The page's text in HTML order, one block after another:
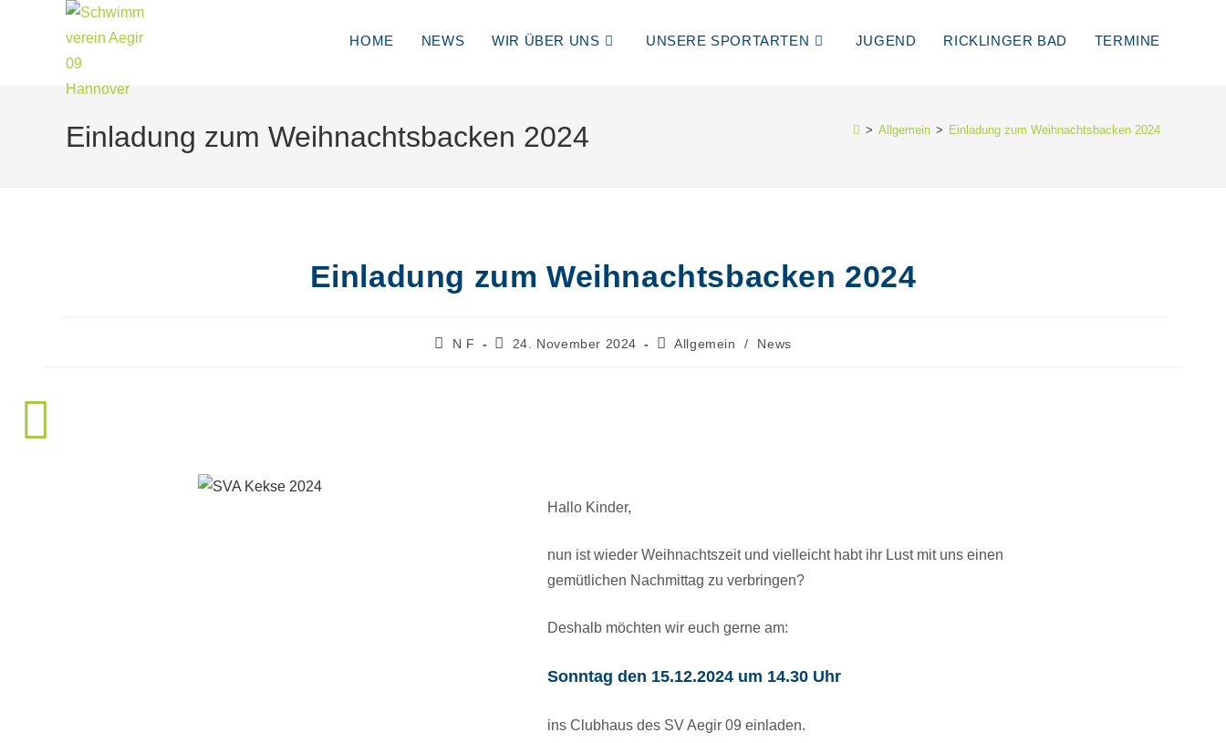
HOME NEWS WIR ÜBER UNS UNSERE SPORTARTEN JUGEND RICKLINGER BAD TERMINE
Einladung zum Weihnachtsbacken 2024 > Allgemein > Einladung zum Weihnachtsbacken 2024
Einladung zum Weihnachtsbacken 2024
N F 24. November 2024 Allgemein / News
Hallo Kinder,
nun ist wieder Weihnachtszeit und vielleicht habt ihr Lust mit uns einen
gemütlichen Nachmittag zu verbringen?
Deshalb möchten wir euch gerne am:
Sonntag den 15.12.2024 um 14.30 Uhr
ins Clubhaus des SV Aegir 09 einladen.